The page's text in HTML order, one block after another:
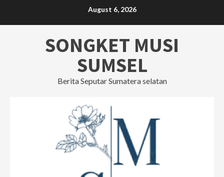
August 6, 2026
SONGKET MUSI
SUMSEL
Berita Seputar Sumatera selatan